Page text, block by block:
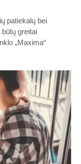
patiekalų bei
greitai
„Maxima“